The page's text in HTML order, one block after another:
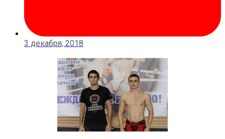
3 декабря, 2018